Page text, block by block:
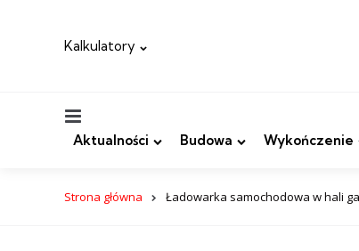
Kalkulatory
Aktualności Budowa Wykończenie
Strona główna Ładowarka samochodowa w hali